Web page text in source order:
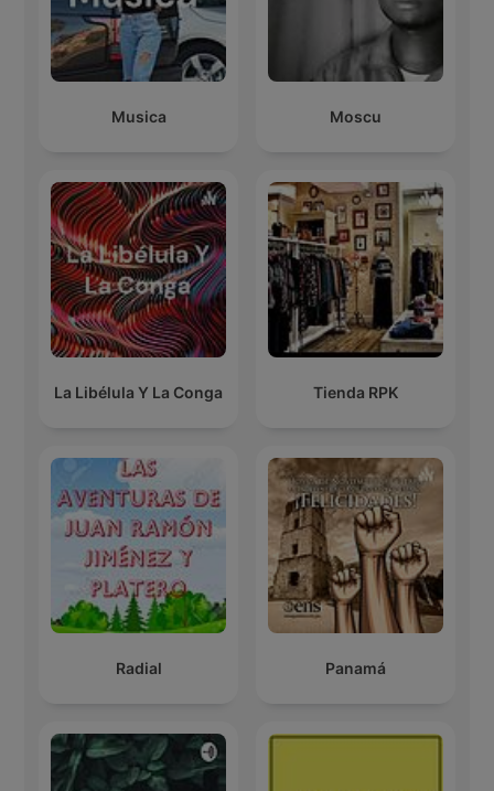
Musica Moscu
La Libélula Y La Conga Tienda RPK
Radial Panamá